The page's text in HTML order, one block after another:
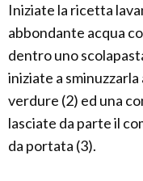
Iniziate la ricetta
abbondante acqua
dentro uno
iniziate a
verdure (2) ed una
lasciate da parte il
da portata (3).